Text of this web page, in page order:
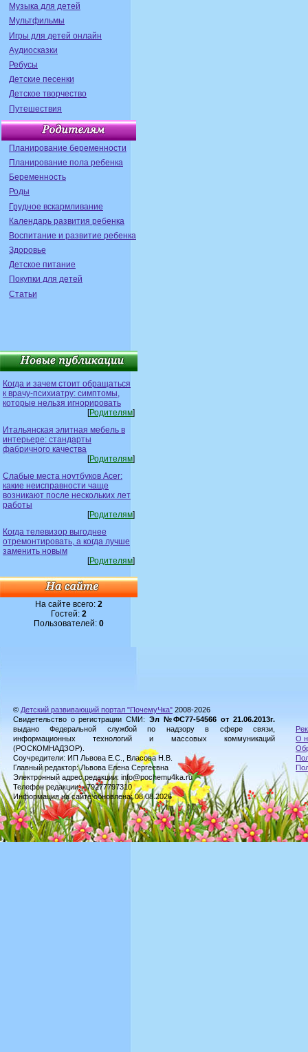
Музыка для детей
Мультфильмы
Игры для детей онлайн
Аудиосказки
Ребусы
Детские песенки
Детское творчество
Путешествия
Планирование беременности
Планирование пола ребенка
Беременность
Роды
Грудное вскармливание
Календарь развития ребенка
Воспитание и развитие ребенка
Здоровье
Детское питание
Покупки для детей
Статьи
Когда и зачем стоит обращаться
к врачу-психиатру: симптомы,
которые нельзя игнорировать
[Родителям]
Итальянская элитная мебель в
интерьере: стандарты
фабричного качества
[Родителям]
Слабые места ноутбуков Acer:
какие неисправности чаще
возникают после нескольких лет
работы
[Родителям]
Когда телевизор выгоднее
отремонтировать, а когда лучше
заменить новым
[Родителям]
На сайте всего: 2
Гостей: 2
Пользователей: 0
© Детский развивающий портал "ПочемуЧка" 2008-2026
Свидетельство о регистрации СМИ: Эл №ФС77-54566 от 21.06.2013г.
выдано Федеральной службой по надзору в сфере связи,
информационных технологий и массовых коммуникаций
(РОСКОМНАДЗОР).
Соучредители: ИП Львова Е.С., Власова Н.В.
Главный редактор: Львова Елена Сергеевна
Электронный адрес редакции: info@pochemu4ka.ru
Телефон редакции: +79277797310
Информация на сайте обновлена: 08.08.2026
О